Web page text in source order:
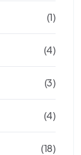
(1)
(4)
(3)
(4)
(18)